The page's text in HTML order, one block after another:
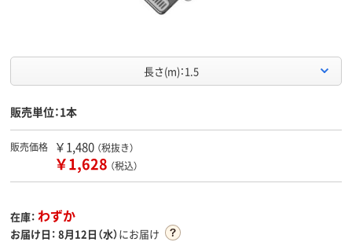
長さ(m)：1.5
販売単位：1本
販売価格 ￥1,480 （税抜き）
￥1,628 （税込）
在庫： わずか
お届け日： 8月12日（水）にお届け